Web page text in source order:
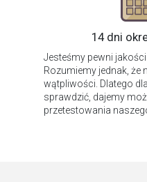
14 dni
Jesteśmy pewni
Rozumiemy jednak, że
wątpliwości. Dlatego
sprawdzić, dajemy
przetestowania